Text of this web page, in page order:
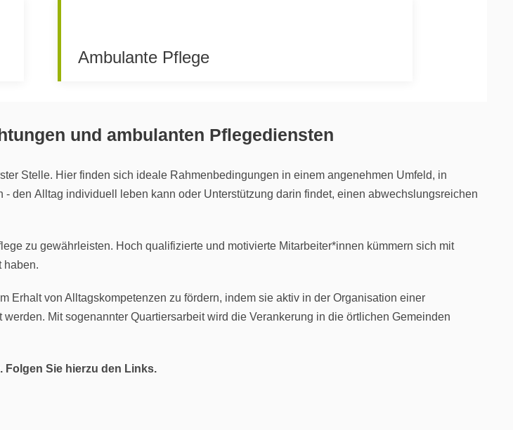
Ambulante Pflege
und ambulanten Pflegediensten
Stelle. Hier finden sich ideale Rahmenbedingungen in einem angeneh­men Umfeld, in
den Alltag individuell leben kann oder Unterstützung darin findet, einen abwechslungsreichen
zu gewährleisten. Hoch qualifizierte und motivierte Mitarbeiter*innen kümmern sich mit
haben.
von Alltagskompetenzen zu fördern, indem sie aktiv in der Organisation einer
Mit sogenannter Quartiersarbeit wird die Verankerung in die örtlichen Gemeinden
Sie hierzu den Links.